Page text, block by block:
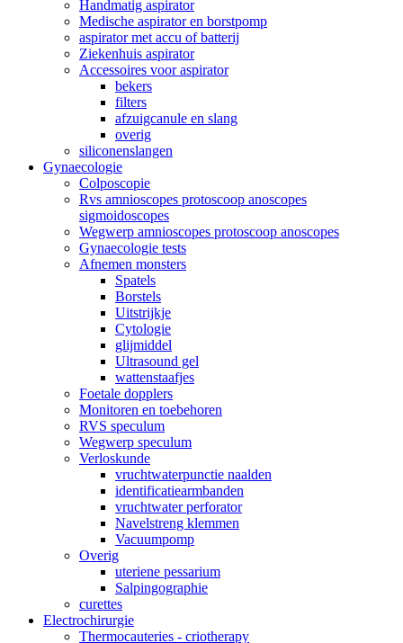
Handmatig aspirator
Medische aspirator en borstpomp
aspirator met accu of batterij
Ziekenhuis aspirator
Accessoires voor aspirator
bekers
filters
afzuigcanule en slang
overig
siliconenslangen
Gynaecologie
Colposcopie
Rvs amnioscopes protoscoop anoscopes
sigmoidoscopes
Wegwerp amnioscopes protoscoop anoscopes
Gynaecologie tests
Afnemen monsters
Spatels
Borstels
Uitstrijkje
Cytologie
glijmiddel
Ultrasound gel
wattenstaafjes
Foetale dopplers
Monitoren en toebehoren
RVS speculum
Wegwerp speculum
Verloskunde
vruchtwaterpunctie naalden
identificatiearmbanden
vruchtwater perforator
Navelstreng klemmen
Vacuumpomp
Overig
uteriene pessarium
Salpingographie
curettes
Electrochirurgie
Thermocauteries - criotherapy